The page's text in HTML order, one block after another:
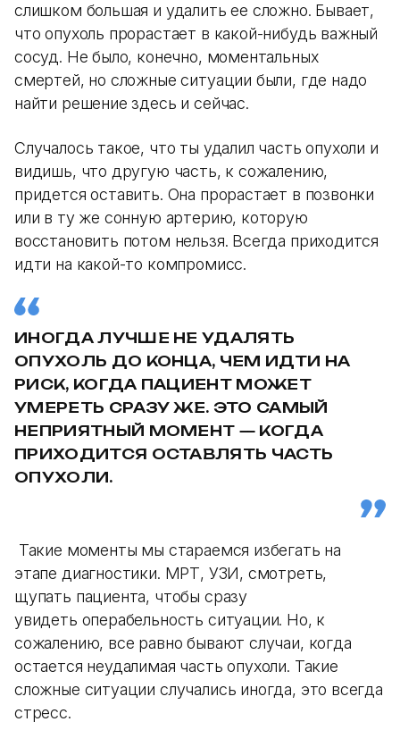
слишком большая и удалить ее сложно. Бывает,
что опухоль прорастает в какой-нибудь важный
сосуд. Не было, конечно, моментальных
смертей, но сложные ситуации были, где надо
найти решение здесь и сейчас.
Случалось такое, что ты удалил часть опухоли и
видишь, что другую часть, к сожалению,
придется оставить. Она прорастает в позвонки
или в ту же сонную артерию, которую
восстановить потом нельзя. Всегда приходится
идти на какой-то компромисс.
ИНОГДА ЛУЧШЕ НЕ УДАЛЯТЬ
ОПУХОЛЬ ДО КОНЦА, ЧЕМ ИДТИ НА
РИСК, КОГДА ПАЦИЕНТ МОЖЕТ
УМЕРЕТЬ СРАЗУ ЖЕ. ЭТО САМЫЙ
НЕПРИЯТНЫЙ МОМЕНТ — КОГДА
ПРИХОДИТСЯ ОСТАВЛЯТЬ ЧАСТЬ
ОПУХОЛИ.
Такие моменты мы стараемся избегать на
этапе диагностики. МРТ, УЗИ, смотреть,
щупать пациента, чтобы сразу
увидеть операбельность ситуации. Но, к
сожалению, все равно бывают случаи, когда
остается неудалимая часть опухоли. Такие
сложные ситуации случались иногда, это всегда
стресс.